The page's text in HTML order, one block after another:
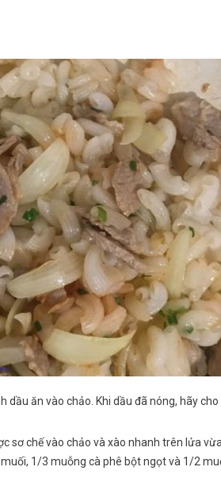
dầu ăn vào chảo. Khi dầu đã nóng, hãy
sơ chế vào chảo và xào nhanh trên lửa
1/3 muỗng cà phê bột ngọt và 1/2